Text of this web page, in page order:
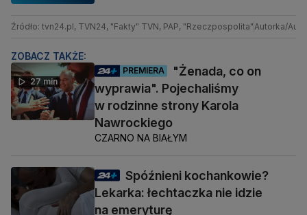
Źródło: tvn24.pl, TVN24, "Fakty" TVN, PAP, "Rzeczpospolita" Autorka/
ZOBACZ TAKŻE:
27 min
PREMIERA
"Żenada, co on
wyprawia". Pojechaliśmy
w rodzinne strony Karola
Nawrockiego
CZARNO NA BIAŁYM
Spóźnieni kochankowie?
Lekarka: łechtaczka nie idzie
na emeryturę